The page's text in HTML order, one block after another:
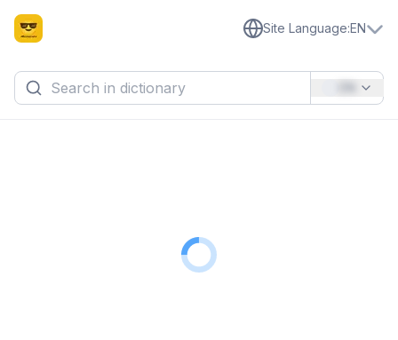
Site Language:EN